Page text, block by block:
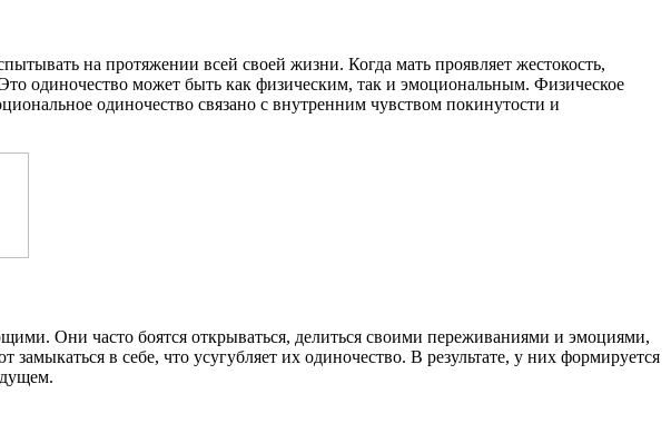
на протяжении всей своей жизни. Когда мать проявляет жестокость,
одиночество может быть как физическим, так и эмоциональным. Физическое
одиночество связано с внутренним чувством покинутости и
Они часто боятся открываться, делиться своими переживаниями и эмоциями,
в себе, что усугубляет их одиночество. В результате, у них формируется